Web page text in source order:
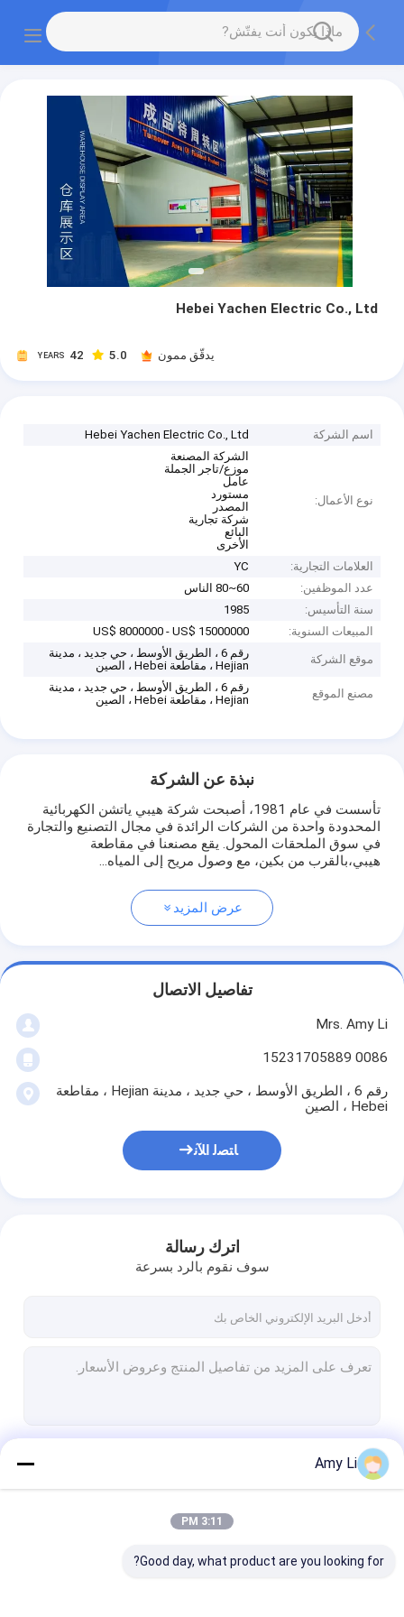
Hebei Yachen Electric Co., Ltd
42
YEARS 5.0 يدقّق ممون
اسم الشركة Hebei Yachen Electric Co., Ltd
نوع الأعمال:
الشركة المصنعة
موزع/تاجر الجملة
عامل
مستورد
المصدر
شركة تجارية
البائع
الأخرى
العلامات التجارية:
YC
عدد الموظفين:
60~80 الناس
سنة التأسيس:
1985
المبيعات السنوية:
US$ 8000000 - US$ 15000000
موقع الشركة
رقم 6 ، الطريق الأوسط ، حي جديد ، مدينة
Hejian ، مقاطعة Hebei ، الصين
مصنع الموقع
رقم 6 ، الطريق الأوسط ، حي جديد ، مدينة
Hejian ، مقاطعة Hebei ، الصين
نبذة عن الشركة
تأسست في عام 1981، أصبحت شركة هيبي ياتشن الكهربائية
المحدودة واحدة من الشركات الرائدة في مجال التصنيع والتجارة
في سوق الملحقات المحول. يقع مصنعنا في مقاطعة
هيبي،بالقرب من بكين، مع وصول مريح إلى المياه...
عرض المزيد
تفاصيل الاتصال
Mrs. Amy Li
0086 15231705889
رقم 6 ، الطريق الأوسط ، حي جديد ، مدينة Hejian ، مقاطعة
Hebei ، الصين
ﺎﺘﺼﻟ ﺍﻶﻧ
اترك رسالة
سوف نقوم بالرد بسرعة
Amy Li
3:11 PM
Good day, what product are you looking for?